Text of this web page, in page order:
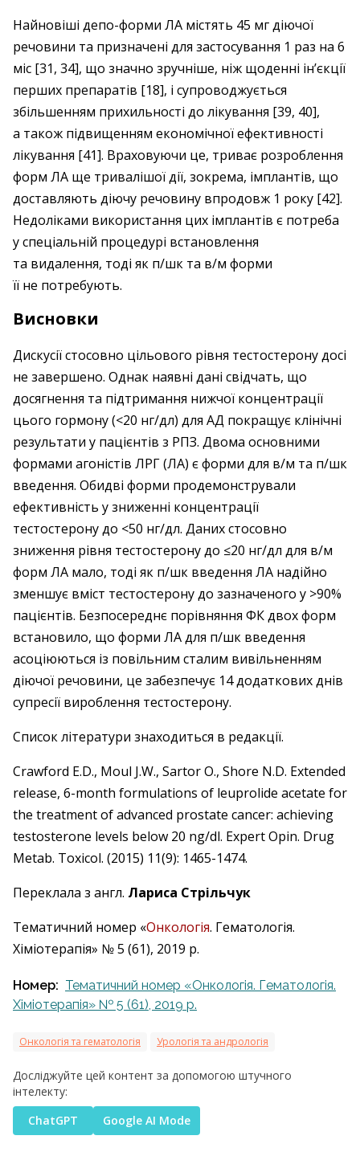
Найновіші депо-форми ЛА містять 45 мг діючої
речовини та призначені для застосування 1 раз на 6
міс [31, 34], що значно зручніше, ніж щоденні ін’єкції
перших препаратів [18], і супроводжується
збільшенням прихильності до лікування [39, 40],
а також підвищенням економічної ефективності
лікування [41]. Враховуючи це, триває розроблення
форм ЛА ще тривалішої дії, зокрема, імплантів, що
доставляють діючу речовину впродовж 1 року [42].
Недоліками використання цих імплантів є потреба
у спеціальній процедурі встановлення
та видалення, тоді як п/шк та в/м форми
її не потребують.
Висновки
Дискусії стосовно цільового рівня тестостерону досі
не завершено. Однак наявні дані свідчать, що
досягнення та підтримання нижчої концентрації
цього гормону (<20 нг/дл) для АД покращує клінічні
результати у пацієнтів з РПЗ. Двома основними
формами агоністів ЛРГ (ЛА) є форми для в/м та п/шк
введення. Обидві форми продемонстрували
ефективність у зниженні концентрації
тестостерону до <50 нг/дл. Даних стосовно
зниження рівня тестостерону до ≤20 нг/дл для в/м
форм ЛА мало, тоді як п/шк введення ЛА надійно
зменшує вміст тестостерону до зазначеного у >90%
пацієнтів. Безпосереднє порівняння ФК двох форм
встановило, що форми ЛА для п/шк введення
асоціюються із повільним сталим вивільненням
діючої речовини, це забезпечує 14 додаткових днів
супресії вироблення тестостерону.
Список літератури знаходиться в редакції.
Crawford E.D., Moul J.W., Sartor O., Shore N.D. Extended
release, 6-month formulations of leuprolide acetate for
the treatment of advanced prostate cancer: achieving
testosterone levels below 20 ng/dl. Expert Opin. Drug
Metab. Toxicol. (2015) 11(9): 1465-1474.
Переклала з англ. Лариса Стрільчук
Тематичний номер «Онкологія. Гематологія.
Хіміотерапія» № 5 (61), 2019 р.
Номер: Тематичний номер «Онкологія. Гематологія.
Хіміотерапія» № 5 (61), 2019 р.
Онкологія та гематологія Урологія та андрологія
Досліджуйте цей контент за допомогою штучного
інтелекту:
ChatGPT
Google AI Mode